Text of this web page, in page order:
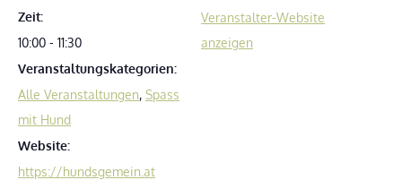
Zeit:
10:00 - 11:30
Veranstaltungskategorien:
Alle Veranstaltungen, Spass
mit Hund
Website:
https://hundsgemein.at
Veranstalter-Website
anzeigen